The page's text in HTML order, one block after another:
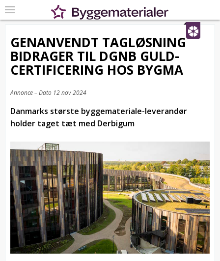
GENANVENDT TAGLØSNING
BIDRAGER TIL DGNB GULD-
CERTIFICERING HOS BYGMA
Annonce – Dato 12 nov 2024
Danmarks største byggemateriale-leverandør
holder taget tæt med Derbigum